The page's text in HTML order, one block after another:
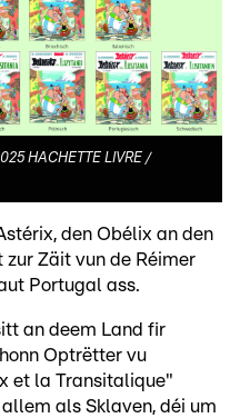
HACHETTE LIVRE /
den Obélix an den
zur Zäit vun de Réimer
Portugal ass.
an deem Land fir
Optrëtter vu
et la Transitalique"
als Sklaven, déi um